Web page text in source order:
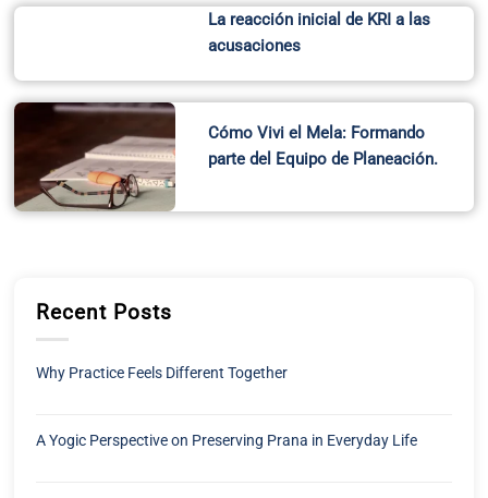
La reacción inicial de KRI a las
acusaciones
Cómo Vivi el Mela: Formando
parte del Equipo de Planeación.
Recent Posts
Why Practice Feels Different Together
A Yogic Perspective on Preserving Prana in Everyday Life